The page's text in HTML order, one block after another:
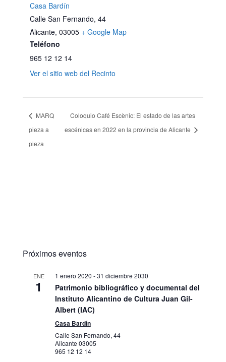
Casa Bardín
Calle San Fernando, 44
Alicante, 03005 + Google Map
Teléfono
965 12 12 14
Ver el sitio web del Recinto
MARQ
pieza a
pieza
Coloquio Café Escènic: El estado de las artes
escénicas en 2022 en la provincia de Alicante
Próximos eventos
ENE
1
1 enero 2020 -31 diciembre 2030
Patrimonio bibliográfico y documental del
Instituto Alicantino de Cultura Juan Gil-
Albert (IAC)
Casa Bardín
Calle San Fernando, 44
Alicante 03005
965 12 12 14